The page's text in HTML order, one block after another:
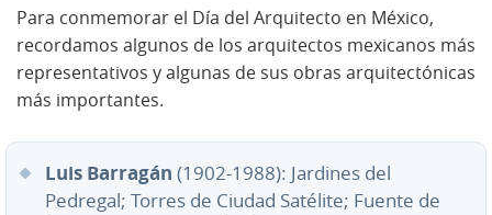
Para conmemorar el Día del Arquitecto en México,
recordamos algunos de los arquitectos mexicanos más
representativos y algunas de sus obras arquitectónicas
más importantes.
Luis Barragán (1902-1988): Jardines del
Pedregal; Torres de Ciudad Satélite; Fuente de